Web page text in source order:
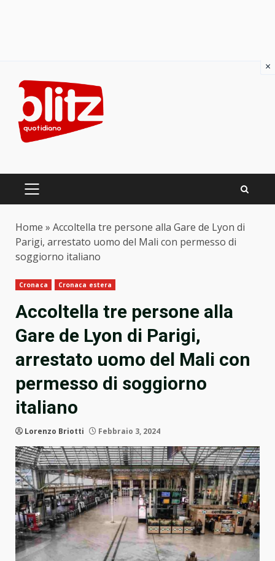
content
PRIMARY
Home » Accoltella tre persone alla Gare de Lyon di
Parigi, arrestato uomo del Mali con permesso di
soggiorno italiano
Cronaca Cronaca estera
Accoltella tre persone alla
Gare de Lyon di Parigi,
arrestato uomo del Mali con
permesso di soggiorno
italiano
Lorenzo Briotti Febbraio 3, 2024
×